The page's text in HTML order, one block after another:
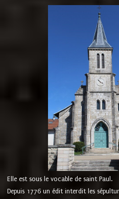
Elle est sous le vocable de saint Paul.
Depuis 1776 un édit interdit les